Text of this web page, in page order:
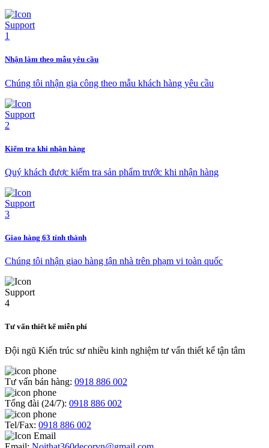
Nhận làm theo mẫu yêu cầu
Chúng tôi nhận gia công theo mẫu khách hàng yêu cầu
Kiểm tra khi nhận hàng
Quý khách được kiểm tra sản phẩm trước khi nhận hàng
Giao hàng 63 tỉnh thành
Chúng tôi nhận giao hàng tận nhà trên phạm vi toàn quốc
Tư vấn thiết kế miễn phí
Đội ngũ Kiến trúc sư nhiều kinh nghiệm tư vấn thiết kế tận tâm
Tư vấn bán hàng: 0918 886 002
Tổng đài (24/7): 0918 886 002
Tel/Fax: 0918 886 002